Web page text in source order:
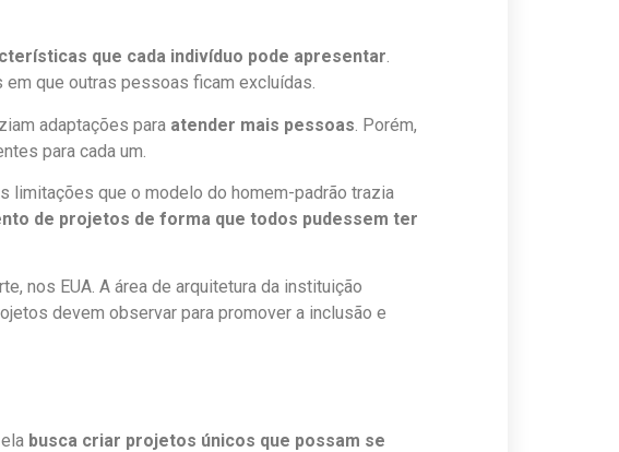
que cada indivíduo pode apresentar.
que outras pessoas ficam excluídas.
adaptações para atender mais pessoas . Porém,
para cada um.
limitações que o modelo do homem-padrão trazia
de projetos de forma que todos pudessem ter
nos EUA. A área de arquitetura da instituição
devem observar para promover a inclusão e
busca criar projetos únicos que possam se